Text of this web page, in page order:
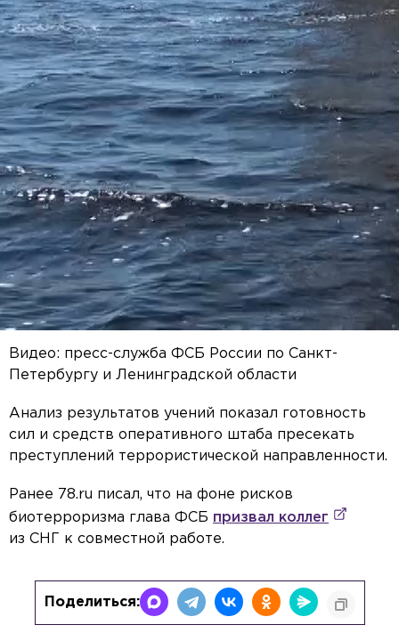
Видео: пресс-служба ФСБ России по Санкт-
Петербургу и Ленинградской области
Анализ результатов учений показал готовность
сил и средств оперативного штаба пресекать
преступлений террористической направленности.
Ранее 78.ru писал, что на фоне рисков
биотерроризма глава ФСБ призвал коллег
из СНГ к совместной работе.
Поделиться: